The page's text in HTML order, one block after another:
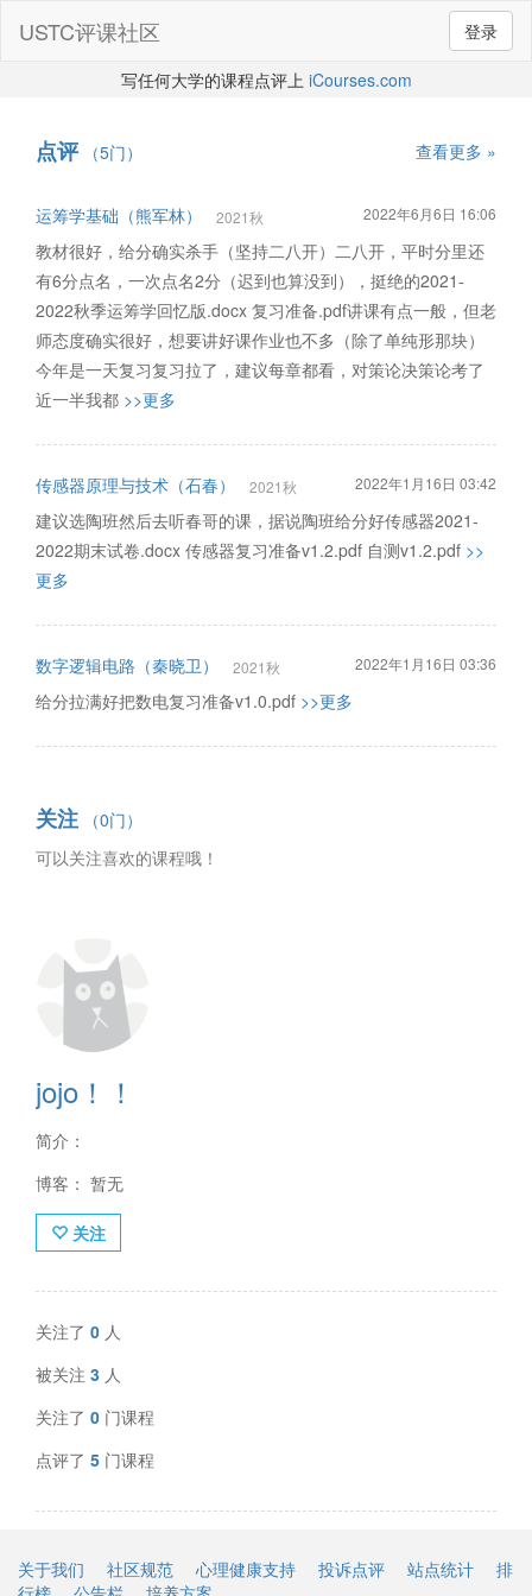
登录
USTC评课社区
写任何大学的课程点评上 iCourses.com
点评（5门） 查看更多 »
运筹学基础（熊军林） 2021秋 2022年6月6日 16:06
教材很好，给分确实杀手（坚持二八开）二八开，平时分里还
有6分点名，一次点名2分（迟到也算没到），挺绝的2021-
2022秋季运筹学回忆版.docx 复习准备.pdf讲课有点一般，但老
师态度确实很好，想要讲好课作业也不多（除了单纯形那块）
今年是一天复习复习拉了，建议每章都看，对策论决策论考了
近一半我都 >>更多
传感器原理与技术（石春） 2021秋 2022年1月16日 03:42
建议选陶班然后去听春哥的课，据说陶班给分好传感器2021-
2022期末试卷.docx 传感器复习准备v1.2.pdf 自测v1.2.pdf >>
更多
数字逻辑电路（秦晓卫） 2021秋 2022年1月16日 03:36
给分拉满好把数电复习准备v1.0.pdf >>更多
关注 （0门）
可以关注喜欢的课程哦！
jojo！！
简介：
博客： 暂无
关注
关注了 0 人
被关注 3 人
关注了 0 门课程
点评了 5 门课程
关于我们 社区规范 心理健康支持 投诉点评 站点统计
排